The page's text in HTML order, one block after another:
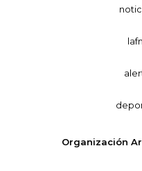
Organización